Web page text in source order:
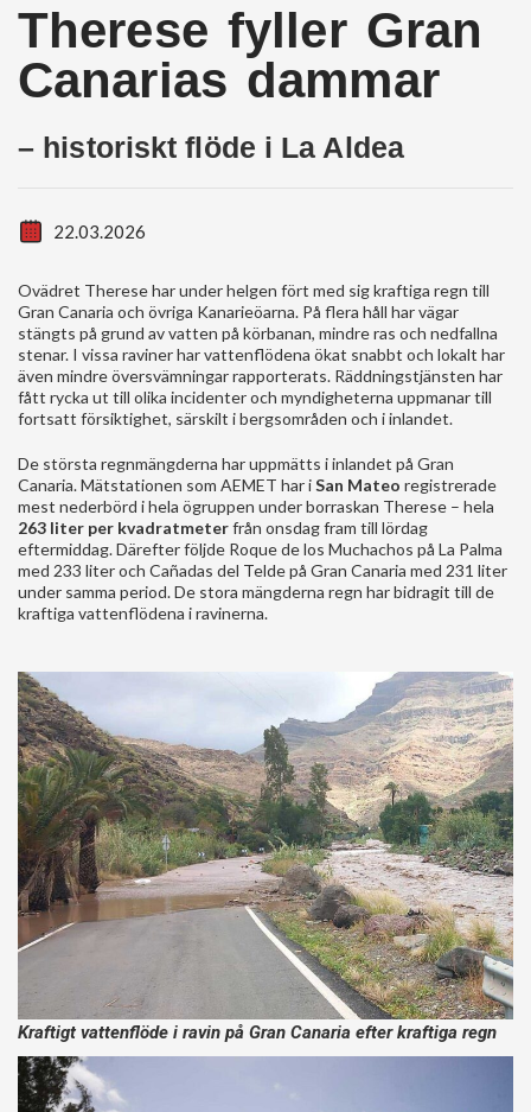
Therese fyller Gran
Canarias dammar
– historiskt flöde i La Aldea
22.03.2026
Ovädret Therese har under helgen fört med sig kraftiga regn till
Gran Canaria och övriga Kanarieöarna. På flera håll har vägar
stängts på grund av vatten på körbanan, mindre ras och nedfallna
stenar. I vissa raviner har vattenflödena ökat snabbt och lokalt har
även mindre översvämningar rapporterats. Räddningstjänsten har
fått rycka ut till olika incidenter och myndigheterna uppmanar till
fortsatt försiktighet, särskilt i bergsområden och i inlandet.
De största regnmängderna har uppmätts i inlandet på Gran
Canaria. Mätstationen som AEMET har iSan Mateo registrerade
mest nederbörd i hela ögruppen under borraskan Therese – hela
263 liter per kvadratmeterfrån onsdag fram till lördag
eftermiddag. Därefter följde Roque de los Muchachos på La Palma
med 233 liter och Cañadas del Telde på Gran Canaria med 231 liter
under samma period. De stora mängderna regn har bidragit till de
kraftiga vattenflödena i ravinerna.
Kraftigt vattenflöde i ravin på Gran Canaria efter kraftiga regn